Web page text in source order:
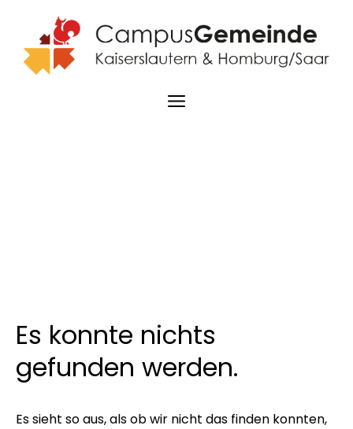
springen
Menü
Es konnte nichts
gefunden werden.
Es sieht so aus, als ob wir nicht das finden konnten,